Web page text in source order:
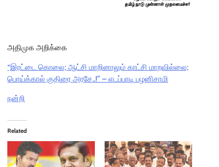
அதிமுக அறிக்கை
“இரட்டை கொலை; ஆட்சி மாறினாலும் காட்சி மாறவில்லை;
பொய்க்கால் குதிரை அரசே..!” – எடப்பாடி பழனிசாமி
நன்றி
Related